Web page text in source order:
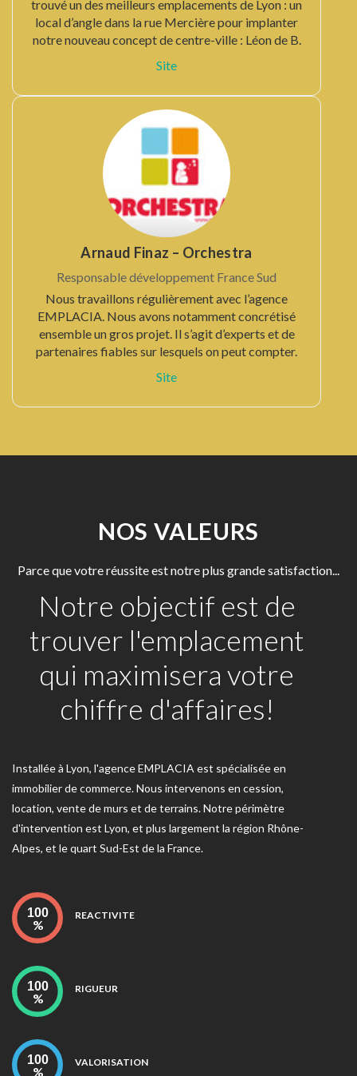
trouvé un des meilleurs emplacements de Lyon : un
local d’angle dans la rue Mercière pour implanter
notre nouveau concept de centre-ville : Léon de B.
Site
Arnaud Finaz – Orchestra
Responsable développement France Sud
Nous travaillons régulièrement avec l’agence
EMPLACIA. Nous avons notamment concrétisé
ensemble un gros projet. Il s’agit d’experts et de
partenaires fiables sur lesquels on peut compter.
Site
NOS VALEURS
Parce que votre réussite est notre plus grande satisfaction...
Notre objectif est de
trouver l'emplacement
qui maximisera votre
chiffre d'affaires!
Installée à Lyon, l'agence EMPLACIA est spécialisée en
immobilier de commerce. Nous intervenons en cession,
location, vente de murs et de terrains. Notre périmètre
d'intervention est Lyon, et plus largement la région Rhône-
Alpes, et le quart Sud-Est de la France.
REACTIVITE
RIGUEUR
VALORISATION